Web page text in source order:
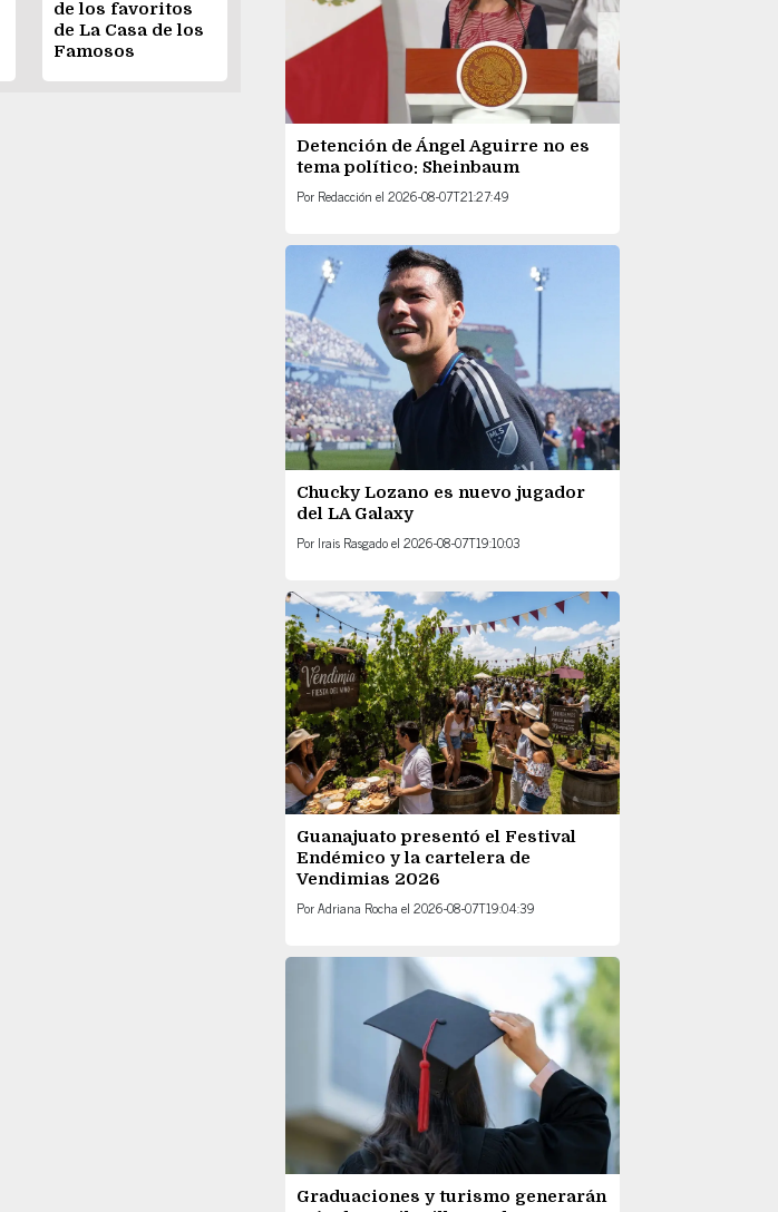
de los favoritos
de La Casa de los
Famosos
Detención de Ángel Aguirre no es
tema político: Sheinbaum
Por Redacción el 2026-08-07T21:27:49
Chucky Lozano es nuevo jugador
del LA Galaxy
Por Irais Rasgadoel 2026-08-07T19:10:03
Guanajuato presentó el Festival
Endémico y la cartelera de
Vendimias 2026
PorAdriana Rocha el 2026-08-07T19:04:39
Graduaciones y turismo generarán